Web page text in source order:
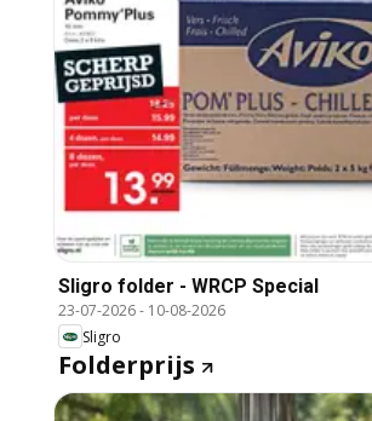
Sligro folder - WRCP Special
23-07-2026- 10-08-2026
Sligro
Folderprijs